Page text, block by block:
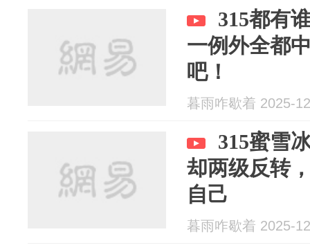
315都有
一例外全都
吧！
暮雨咋歇着 2025-
315蜜雪
却两级反转
自己
暮雨咋歇着 2025-